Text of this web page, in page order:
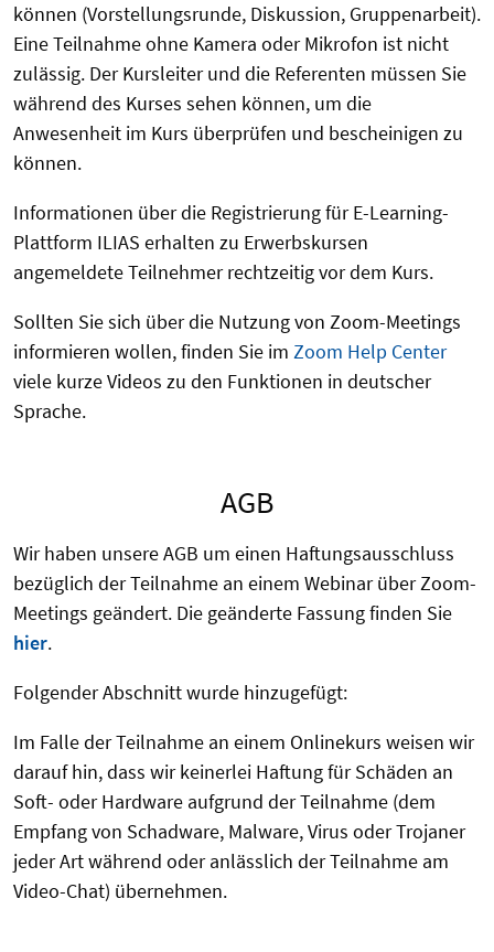
können (Vorstellungsrunde, Diskussion, Gruppenarbeit).
Eine Teilnahme ohne Kamera oder Mikrofon ist nicht
zulässig. Der Kursleiter und die Referenten müssen Sie
während des Kurses sehen können, um die
Anwesenheit im Kurs überprüfen und bescheinigen zu
können.
Informationen über die Registrierung für E-Learning-
Plattform ILIAS erhalten zu Erwerbskursen
angemeldete Teilnehmer rechtzeitig vor dem Kurs.
Sollten Sie sich über die Nutzung von Zoom-Meetings
informieren wollen, finden Sie im Zoom Help Center
viele kurze Videos zu den Funktionen in deutscher
Sprache.
AGB
Wir haben unsere AGB um einen Haftungsausschluss
bezüglich der Teilnahme an einem Webinar über Zoom-
Meetings geändert. Die geänderte Fassung finden Sie
hier.
Folgender Abschnitt wurde hinzugefügt:
Im Falle der Teilnahme an einem Onlinekurs weisen wir
darauf hin, dass wir keinerlei Haftung für Schäden an
Soft- oder Hardware aufgrund der Teilnahme (dem
Empfang von Schadware, Malware, Virus oder Trojaner
jeder Art während oder anlässlich der Teilnahme am
Video-Chat) übernehmen.